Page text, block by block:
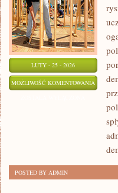
LUTY - 25 - 2026
MOŻLIWOŚĆ KOMENTOWANIA
POLSCE
POSTED BY ADMIN